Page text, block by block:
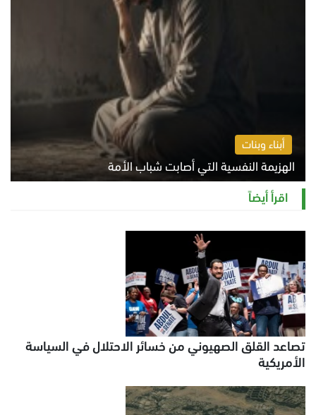
أبناء وبنات
الهزيمة النفسية التي أصابت شباب الأمة
الخميس 6 أغسطس 2026 11:12 ص
اقرأ أيضاً
تصاعد القلق الصهيوني من خسائر الاحتلال في السياسة
الأمريكية